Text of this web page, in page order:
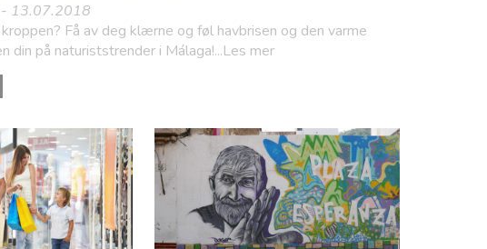
13.07.2018
Få av deg klærne og føl havbrisen og den varme
din på naturiststrender i Málaga!...Les mer